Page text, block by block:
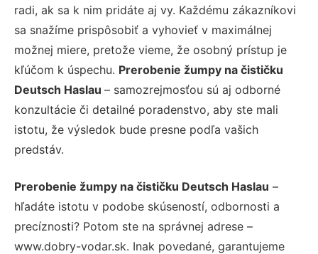
radi, ak sa k nim pridáte aj vy. Každému zákazníkovi
sa snažíme prispôsobiť a vyhovieť v maximálnej
možnej miere, pretože vieme, že osobný prístup je
kľúčom k úspechu. Prerobenie žumpy na čističku
Deutsch Haslau – samozrejmosťou sú aj odborné
konzultácie či detailné poradenstvo, aby ste mali
istotu, že výsledok bude presne podľa vašich
predstáv.
Prerobenie žumpy na čističku Deutsch Haslau –
hľadáte istotu v podobe skúseností, odbornosti a
precíznosti? Potom ste na správnej adrese –
www.dobry-vodar.sk. Inak povedané, garantujeme